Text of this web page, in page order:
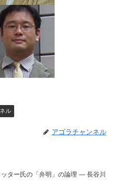
ル
アゴラチャンネル
ター氏の「弁明」の論理 --- 長谷川